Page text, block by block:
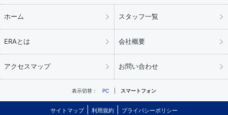
ホーム スタッフ一覧
ERAとは 会社概要
アクセスマップ お問い合わせ
表示切替： PC スマートフォン
サイトマップ 利用規約
プライバシーポリシー